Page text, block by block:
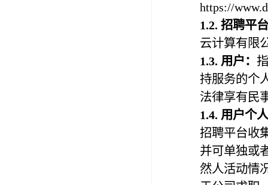
https://
1.2. 招聘平台
云计算有限
1.3. 用户：
持服务的个
法律享有民
1.4. 用户个
招聘平台收
并可单独或
然人活动情